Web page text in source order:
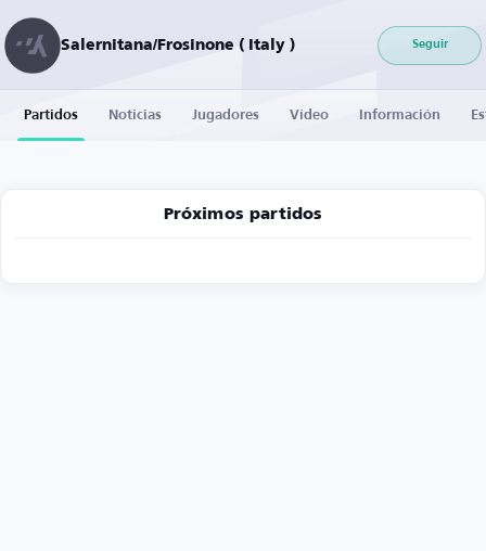
Salernitana/Frosinone ( Italy ) Seguir
Partidos Noticias Jugadores Vídeo Información
Próximos partidos